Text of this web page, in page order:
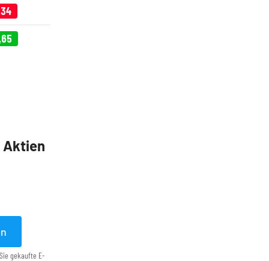
Aktien
gekaufte E-